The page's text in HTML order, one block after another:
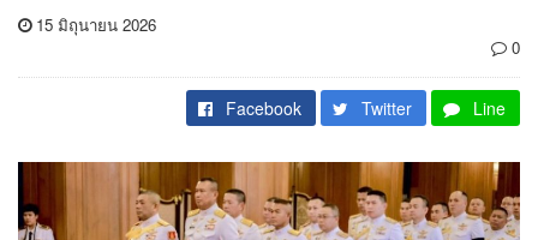
15 มิถุนายน 2026
0
Facebook Twitter Line